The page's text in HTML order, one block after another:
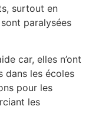
surtout en
paralysées
car, elles n’ont
dans les écoles
pour les
les